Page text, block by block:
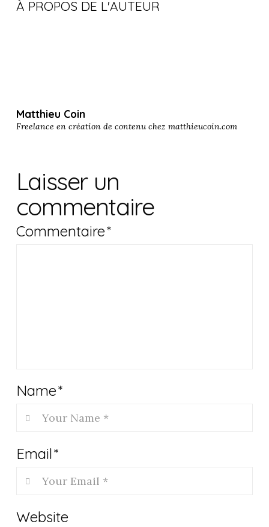
À PROPOS DE L'AUTEUR
Matthieu Coin
Freelance en création de contenu chez matthieucoin.com
Laisser un
commentaire
Commentaire*
Name*
Email*
Website